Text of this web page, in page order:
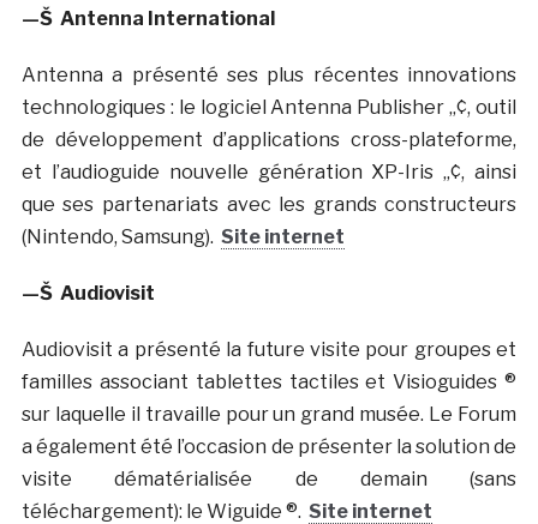
—Š Antenna International
Antenna a présenté ses plus récentes innovations
technologiques : le logiciel Antenna Publisher „¢, outil
de développement d’applications cross-plateforme,
et l’audioguide nouvelle génération XP-Iris „¢, ainsi
que ses partenariats avec les grands constructeurs
(Nintendo, Samsung). Site internet
—Š Audiovisit
Audiovisit a présenté la future visite pour groupes et
familles associant tablettes tactiles et Visioguides ®
sur laquelle il travaille pour un grand musée. Le Forum
a également été l’occasion de présenter la solution de
visite dématérialisée de demain (sans
téléchargement): le Wiguide ®. Site internet